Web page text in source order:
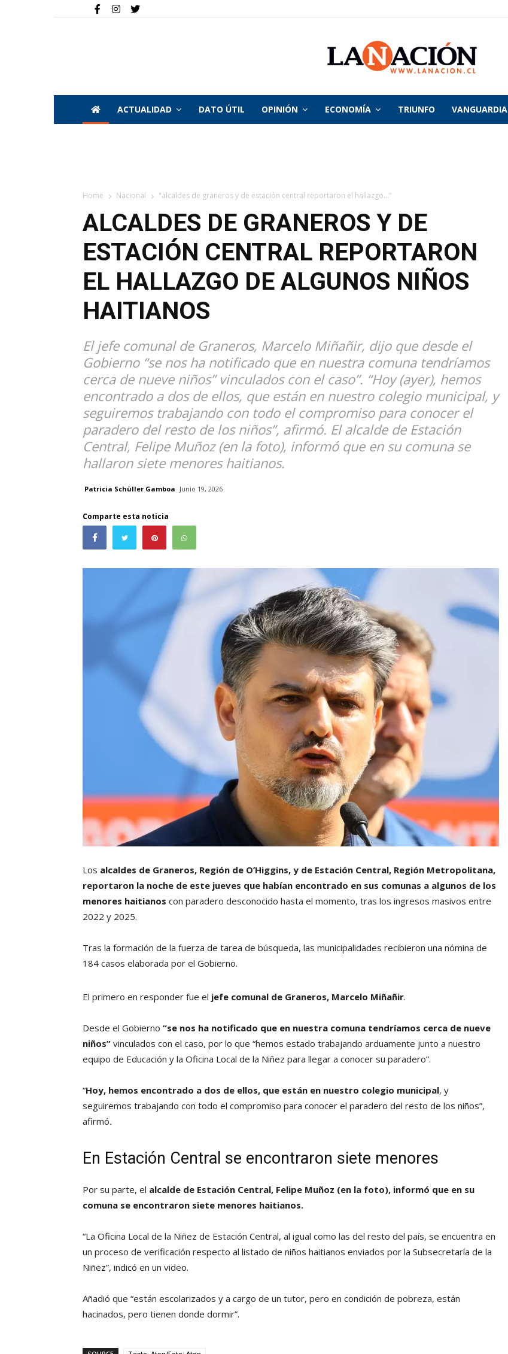
La
ACTUALIDAD DATO ÚTIL OPINIÓN ECONOMÍA TRIUNFO VANGUARDIA
Home Nacional "alcaldes de graneros y de estación central reportaron el hallazgo..."
ALCALDES DE GRANEROS Y DE
ESTACIÓN CENTRAL REPORTARON
EL HALLAZGO DE ALGUNOS NIÑOS
HAITIANOS
El jefe comunal de Graneros, Marcelo Miñañir, dijo que desde el
Gobierno “se nos ha notificado que en nuestra comuna tendríamos
cerca de nueve niños” vinculados con el caso”. “Hoy (ayer), hemos
encontrado a dos de ellos, que están en nuestro colegio municipal, y
seguiremos trabajando con todo el compromiso para conocer el
paradero del resto de los niños”, afirmó. El alcalde de Estación
Central, Felipe Muñoz (en la foto), informó que en su comuna se
hallaron siete menores haitianos.
Patricia Schüller Gamboa Junio 19, 2026
Comparte esta noticia
Los alcaldes de Graneros, Región de O’Higgins, y de Estación Central, Región Metropolitana,
reportaron la noche de este jueves que habían encontrado en sus comunas a algunos de los
menores haitianos con paradero desconocido hasta el momento, tras los ingresos masivos entre
2022 y 2025.
Tras la formación de la fuerza de tarea de búsqueda, las municipalidades recibieron una nómina de
184 casos elaborada por el Gobierno.
El primero en responder fue el jefe comunal de Graneros, Marcelo Miñañir.
Desde el Gobierno “se nos ha notificado que en nuestra comuna tendríamos cerca de nueve
niños” vinculados con el caso, por lo que “hemos estado trabajando arduamente junto a nuestro
equipo de Educación y la Oficina Local de la Niñez para llegar a conocer su paradero”.
“Hoy, hemos encontrado a dos de ellos, que están en nuestro colegio municipal, y
seguiremos trabajando con todo el compromiso para conocer el paradero del resto de los niños”,
afirmó.
En Estación Central se encontraron siete menores
Por su parte, el alcalde de Estación Central, Felipe Muñoz (en la foto), informó que en su
comuna se encontraron siete menores haitianos.
“La Oficina Local de la Niñez de Estación Central, al igual como las del resto del país, se encuentra en
un proceso de verificación respecto al listado de niños haitianos enviados por la Subsecretaría de la
Niñez”, indicó en un video.
Añadió que “están escolarizados y a cargo de un tutor, pero en condición de pobreza, están
hacinados, pero tienen donde dormir”.